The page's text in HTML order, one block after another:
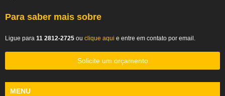
Para saber mais sobre
Ligue para 11 2812-2725 ou clique aqui e entre em contato por email.
Solicite um orçamento
MENU